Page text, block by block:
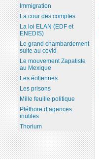
Immigration
La cour des comptes
La loi ELAN (EDF et
ENEDIS)
Le grand chambardement
suite au covid
Le mouvement Zapatiste
au Mexique
Les éoliennes
Les prisons
Mille feuille politique
Pléthore d’agences
inutiles
Thorium